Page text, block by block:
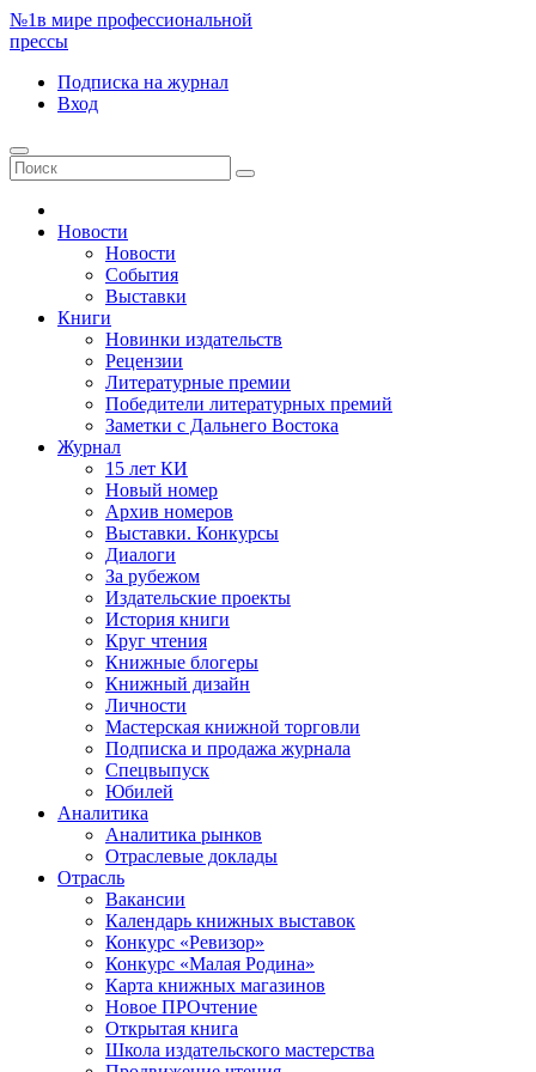
№1в мире профессиональной
прессы
Подписка на журнал
Вход
Новости
Новости
События
Выставки
Книги
Новинки издательств
Рецензии
Литературные премии
Победители литературных премий
Заметки с Дальнего Востока
Журнал
15 лет КИ
Новый номер
Архив номеров
Выставки. Конкурсы
Диалоги
За рубежом
Издательские проекты
История книги
Круг чтения
Книжные блогеры
Книжный дизайн
Личности
Мастерская книжной торговли
Подписка и продажа журнала
Спецвыпуск
Юбилей
Аналитика
Аналитика рынков
Отраслевые доклады
Отрасль
Вакансии
Календарь книжных выставок
Конкурс «Ревизор»
Конкурс «Малая Родина»
Карта книжных магазинов
Новое ПРОчтение
Открытая книга
Школа издательского мастерства